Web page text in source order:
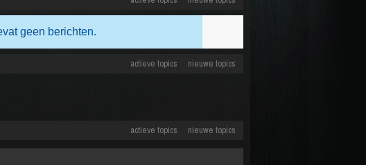
geen berichten.
actieve topics nieuwe topics
actieve topics nieuwe topics